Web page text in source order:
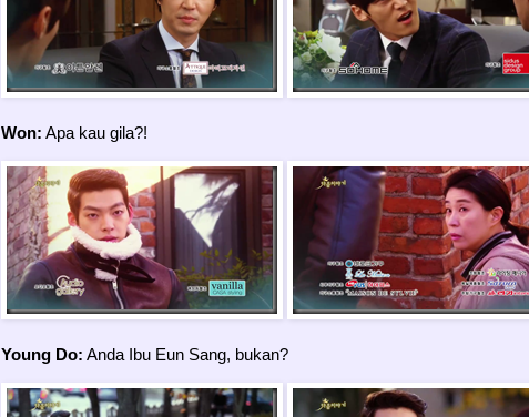
Won: Apa kau gila?!
Young Do: Anda Ibu Eun Sang, bukan?